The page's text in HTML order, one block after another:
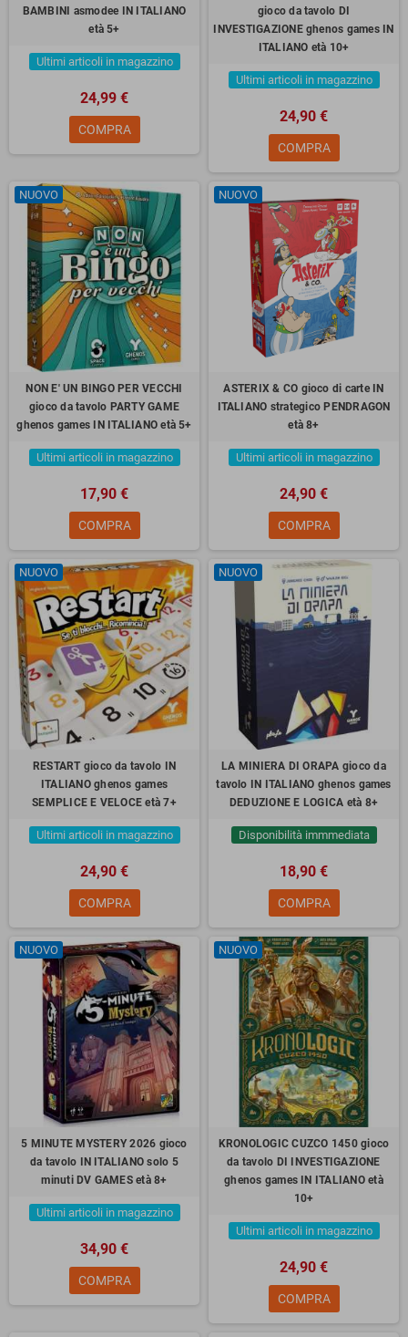
BAMBINI asmodee IN ITALIANO
età 5+
Ultimi articoli in magazzino
24,99 €
COMPRA
gioco da tavolo DI
INVESTIGAZIONE ghenos games IN
ITALIANO età 10+
Ultimi articoli in magazzino
24,90 €
COMPRA
NUOVO
NON E' UN BINGO PER VECCHI
gioco da tavolo PARTY GAME
ghenos games IN ITALIANO età 5+
Ultimi articoli in magazzino
17,90 €
COMPRA
NUOVO
ASTERIX & CO gioco di carte IN
ITALIANO strategico PENDRAGON
età 8+
Ultimi articoli in magazzino
24,90 €
COMPRA
NUOVO
RESTART gioco da tavolo IN
ITALIANO ghenos games
SEMPLICE E VELOCE età 7+
Ultimi articoli in magazzino
24,90 €
COMPRA
NUOVO
LA MINIERA DI ORAPA gioco da
tavolo IN ITALIANO ghenos games
DEDUZIONE E LOGICA età 8+
Disponibilità immmediata
18,90 €
COMPRA
NUOVO
5 MINUTE MYSTERY 2026 gioco
da tavolo IN ITALIANO solo 5
minuti DV GAMES età 8+
Ultimi articoli in magazzino
34,90 €
COMPRA
NUOVO
KRONOLOGIC CUZCO 1450 gioco
da tavolo DI INVESTIGAZIONE
ghenos games IN ITALIANO età
10+
Ultimi articoli in magazzino
24,90 €
COMPRA